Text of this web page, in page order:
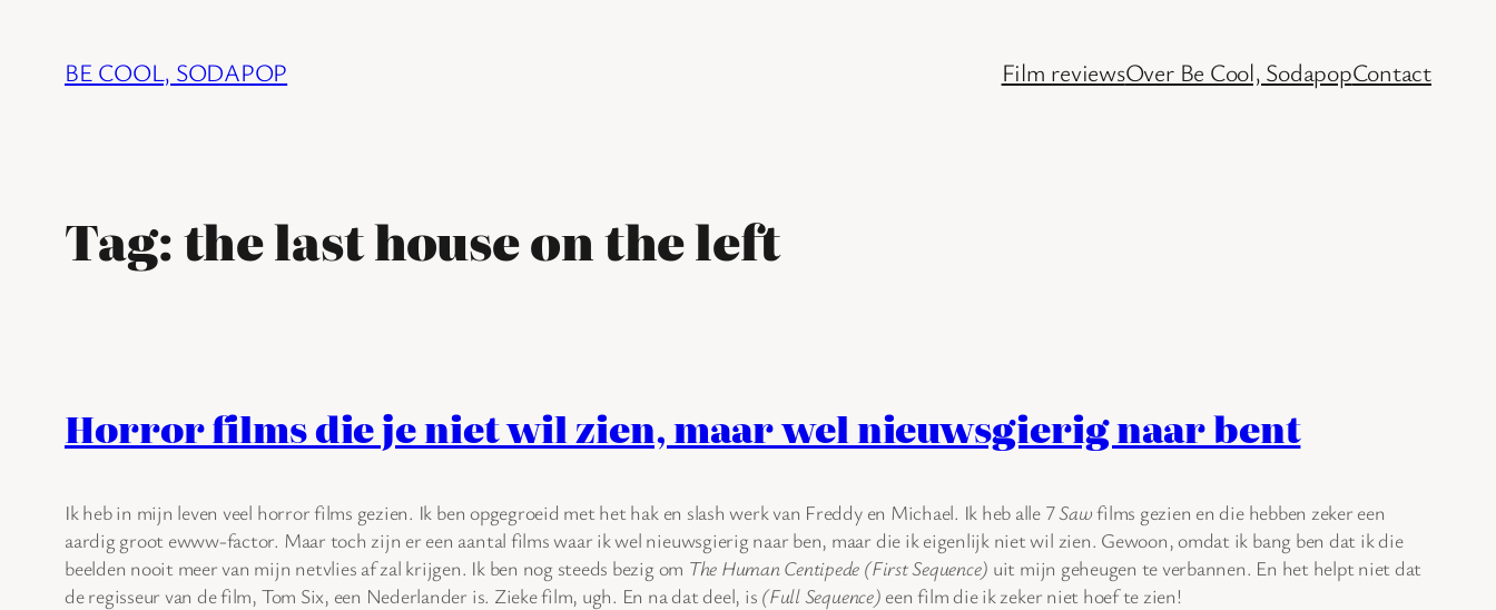
BE COOL, SODAPOP Film reviewsOver Be Cool, SodapopContact
Tag:the last house on the left
Horror films die je niet wil zien, maar wel nieuwsgierig naar bent
Ik heb in mijn leven veel horror films gezien. Ik ben opgegroeid met het hak en slash werk van Freddy en Michael. Ik heb alle 7Sawfilms gezien en die hebben zeker een
aardig groot ewww-factor. Maar toch zijn er een aantal films waar ik wel nieuwsgierig naar ben, maar die ik eigenlijk niet wil zien. Gewoon, omdat ik bang ben dat ik die
beelden nooit meer van mijn netvlies af zal krijgen. Ik ben nog steeds bezig om The Human Centipede (First Sequence) uit mijn geheugen te verbannen. En het helpt niet dat
de regisseur van de film, Tom Six, een Nederlander is. Zieke film, ugh. En na dat deel, is (Full Sequence) een film die ik zeker niet hoef te zien!